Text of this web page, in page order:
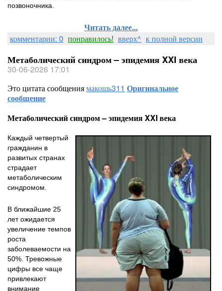
позвоночника.
Читать далее...
комментарии: 0 понравилось! вверх^ к полной версии
Метаболический синдром – эпидемия XXI века
30-06-2026 17:01
Это цитата сообщениямакошь311 Оригинальное
сообщение
Метаболический синдром – эпидемия XXI века
Каждый четвертый
гражданин в
развитых странах
страдает
метаболическим
синдромом.
В ближайшие 25
лет ожидается
увеличение темпов
роста
заболеваемости на
50%. Тревожные
цифры все чаще
привлекают
внимание